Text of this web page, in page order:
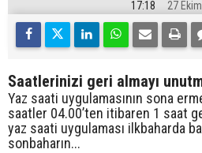
17:18 27
Saatlerinizi geri almayı
Yaz saati uygulamasının sona
saatler 04.00’ten itibaren 1 saat
yaz saati uygulaması ilkbaharda
sonbaharın...